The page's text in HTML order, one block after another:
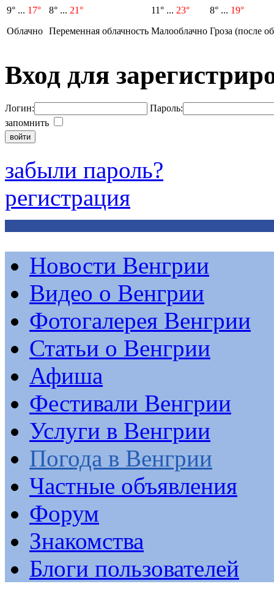
9° ... 17°
Облачно
8° ... 21°
Переменная облачность
11° ... 23°
Малооблачно
8° ... 19°
Гроза (после
Вход для
Логин:
Пароль:
запомнить
забыли пароль?
регистрация
Новости Венгрии
Видео о Венгрии
Фотогалерея Венгрии
Статьи о Венгрии
Афиша
Фестивали Венгрии
Услуги в Венгрии
Погода в Венгрии
Частные объявления
Форум
Знакомства
Блоги пользователей